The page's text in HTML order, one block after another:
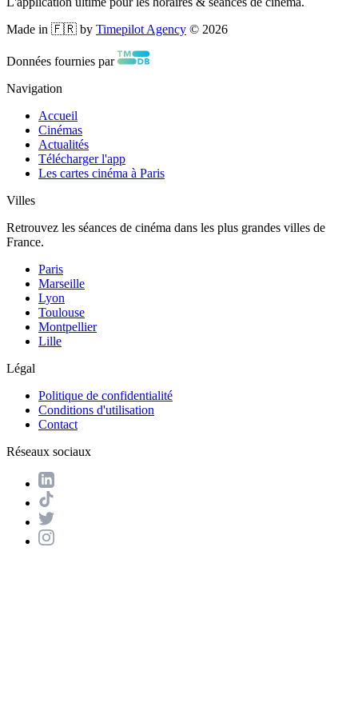
Made in 🇫🇷 by Timepilot Agency © 2026
Données fournies par
Navigation
Accueil
Cinémas
Actualités
Télécharger l'app
Les cartes cinéma à Paris
Villes
Retrouvez les séances de cinéma dans les plus grandes villes de
France.
Paris
Marseille
Lyon
Toulouse
Montpellier
Lille
Légal
Politique de confidentialité
Conditions d'utilisation
Contact
Réseaux sociaux